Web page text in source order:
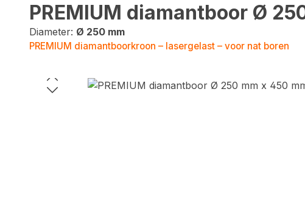
PREMIUM diamantboor Ø
Diameter: Ø 250 mm
PREMIUM diamantboorkroon – lasergelast – voor nat boren
Fotogalerij overslaan